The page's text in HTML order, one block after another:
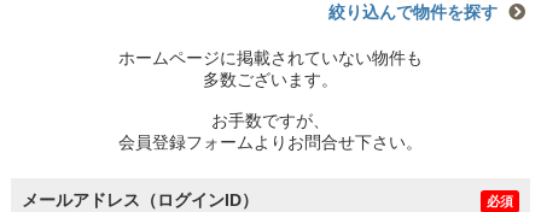
絞り込んで物件を探す
ホームページに掲載されていない物件も
多数ございます。
お手数ですが、
会員登録フォームよりお問合せ下さい。
メールアドレス（ログインID） 必須